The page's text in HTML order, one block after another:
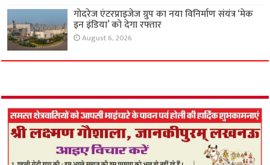
गोदरेज एंटरप्राइजेज ग्रुप का नया विनिर्माण संयंत्र ‘मेक
इन इंडिया’ को देगा रफ्तार
August 6, 2026